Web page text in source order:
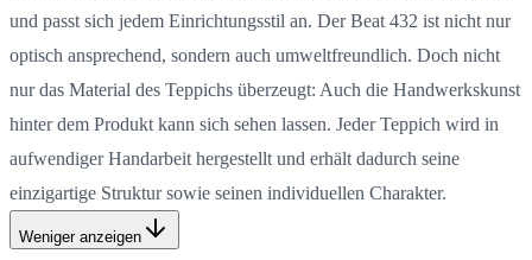
und passt sich jedem Einrichtungsstil an. Der Beat 432 ist nicht nur
optisch ansprechend, sondern auch umweltfreundlich. Doch nicht
nur das Material des Teppichs überzeugt: Auch die Handwerkskunst
hinter dem Produkt kann sich sehen lassen. Jeder Teppich wird in
aufwendiger Handarbeit hergestellt und erhält dadurch seine
einzigartige Struktur sowie seinen individuellen Charakter.
Weniger anzeigen